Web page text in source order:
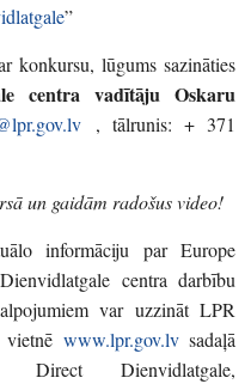
”
konkursu, lūgums sazināties
centra vadītāju Oskaru
, tālrunis: + 371
un gaidām radošus video!
informāciju par Europe
centra darbību
var uzzināt LPR
www.lpr.gov.lvsadaļā
Direct Dienvidlatgale,